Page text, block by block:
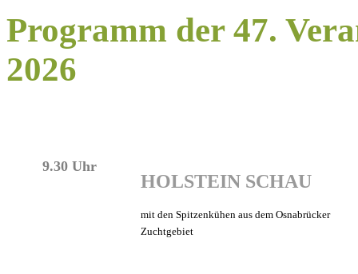
Programm der 47.
2026
9.30 Uhr
HOLSTEIN SCHAU
mit den Spitzenkühen aus dem Osnabrücker
Zuchtgebiet